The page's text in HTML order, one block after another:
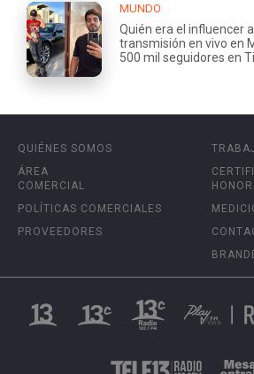
MUNDO
Quién era el influencer
transmisión en vivo en
500 mil seguidores en
QUIÉNES SOMOS
ÁREA
COMERCIAL
POLÍTICAS COMERCIALES
PROVEEDORES